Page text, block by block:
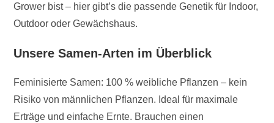
Grower bist – hier gibt’s die passende Genetik für Indoor,
Outdoor oder Gewächshaus.
Unsere Samen-Arten im Überblick
Feminisierte Samen: 100 % weibliche Pflanzen – kein
Risiko von männlichen Pflanzen. Ideal für maximale
Erträge und einfache Ernte. Brauchen einen